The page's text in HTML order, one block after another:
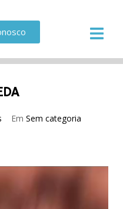
Em Sem categoria